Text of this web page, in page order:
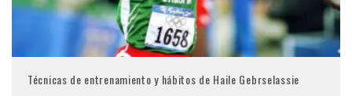
Técnicas de entrenamiento y hábitos de Haile Gebrselassie